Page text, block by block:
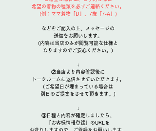
希望の着物の種類を必ずご連絡ください。
(例：ママ着物「D」、7歳「7-A」 )
などをご記入の上、メッセージの
送信をお願いします。
(内容は当店のみが閲覧可能な仕様と
なりますのでご安心ください。)
↓
②当店より内容確認後に
トークルームに返信させていただきます。
(ご希望日が埋まっている場合は
別日のご提案をさせて頂きます。)
↓
③日程と内容が確定しましたら、
「お客様情報登録」のURLを
お送りしますので、ご登録をお願いします。